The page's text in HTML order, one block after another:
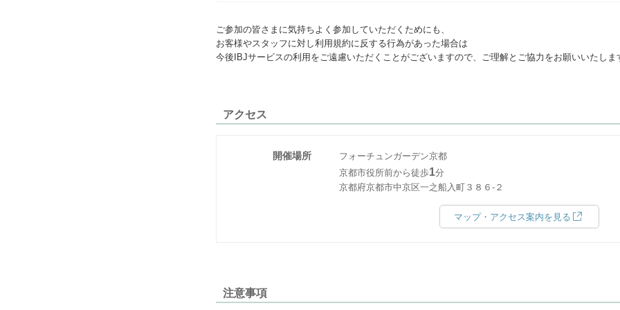
ご参加の皆さまに気持ちよく参加していただくためにも、
お客様やスタッフに対し利用規約に反する行為があった場合は
今後IBJサービスの利用をご遠慮いただくことがございますので、ご理解とご協力をお願いいたしま
アクセス
開催場所
フォーチュンガーデン京都
京都市役所前から徒歩1分
京都府京都市中京区一之船入町３８６-２
マップ・アクセス案内を見る
注意事項